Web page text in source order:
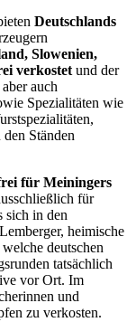
Deutschlands
Slowenien,
verkostetund der
auch
Spezialitäten wie
Ständen
für Meiningers
für
sich in den
heimische
deutschen
tatsächlich
vor Ort. Im
und
zu verkosten.